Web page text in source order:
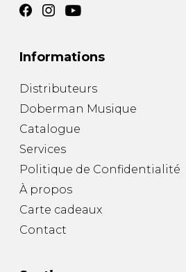
Informations
Distributeurs
Doberman Musique
Catalogue
Services
Politique de Confidentialité
À propos
Carte cadeaux
Contact